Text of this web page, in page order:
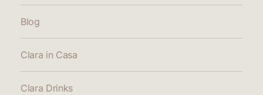
Blog
Clara in Casa
Clara Drinks